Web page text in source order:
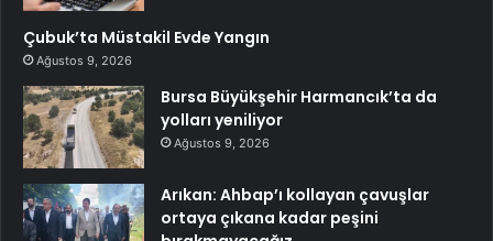
Çubuk’ta Müstakil Evde Yangın
Ağustos 9, 2026
Bursa Büyükşehir Harmancık’ta da
yolları yeniliyor
Ağustos 9, 2026
Arıkan: Ahbap’ı kollayan çavuşlar
ortaya çıkana kadar peşini